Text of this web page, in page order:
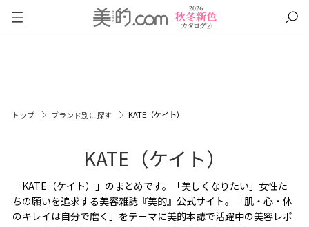
トップ ブランド別に探す KATE（ケイト）
KATE（ケイト）
「KATE（ケイト）」のまとめです。「美しくなりたい」女性た
ちの願いを追求する美容雑誌『美的』公式サイト。「肌・心・体
のキレイは自分で磨く」をテーマに美的本誌で活躍中の美容レポ